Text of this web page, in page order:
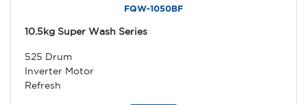
FQW-1050BF
10.5kg Super Wash Series
525 Drum
Inverter Motor
Refresh